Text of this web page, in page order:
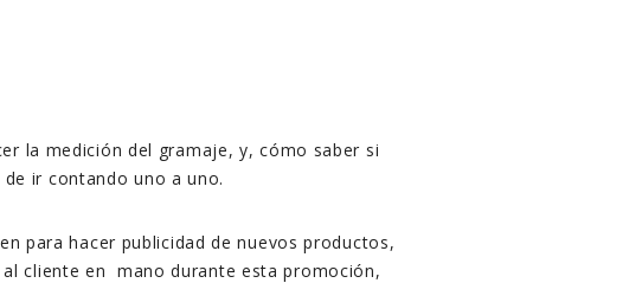
la medición del gramaje, y, cómo saber si
ir contando uno a uno.
para hacer publicidad de nuevos productos,
cliente en mano durante esta promoción,